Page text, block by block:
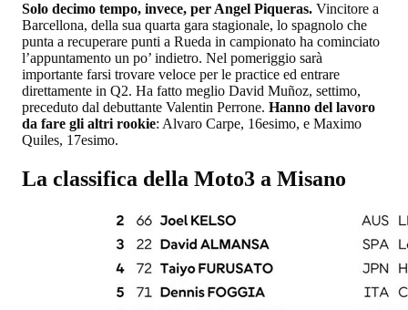
Solo decimo tempo, invece, per Angel Piqueras. Vincitore a
Barcellona, della sua quarta gara stagionale, lo spagnolo che
punta a recuperare punti a Rueda in campionato ha cominciato
l’appuntamento un po’ indietro. Nel pomeriggio sarà
importante farsi trovare veloce per le practice ed entrare
direttamente in Q2. Ha fatto meglio David Muñoz, settimo,
preceduto dal debuttante Valentin Perrone. Hanno del lavoro
da fare gli altri rookie: Alvaro Carpe, 16esimo, e Maximo
Quiles, 17esimo.
La classifica della Moto3 a Misano